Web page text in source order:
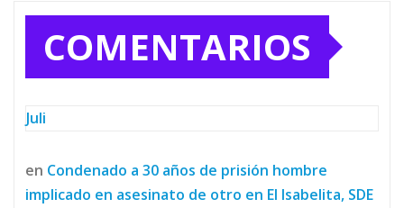
COMENTARIOS
Juli
en Condenado a 30 años de prisión hombre
implicado en asesinato de otro en El Isabelita, SDE